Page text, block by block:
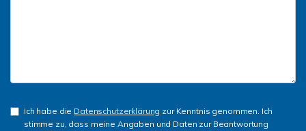
Ich habe die Datenschutzerklärung zur Kenntnis genommen. Ich
stimme zu, dass meine Angaben und Daten zur Beantwortung